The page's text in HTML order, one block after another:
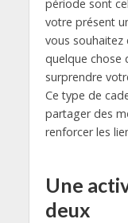
période sont
votre présent
vous
quelque chose
surprendre
Ce type de
partager des
renforcer les
Une
deux